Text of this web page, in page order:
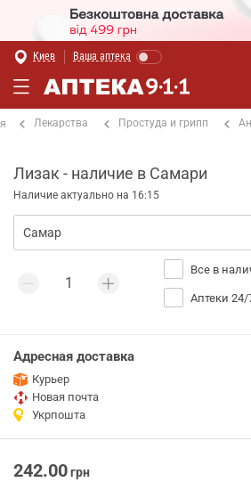
Киев Ваша аптека
Лекарства Простуда и грипп
Лизак - наличие в Самари
Наличие актуально на 16:15
Все в
Аптеки 24/
Адресная доставка
Курьер
Новая почта
Укрпошта
242.00грн